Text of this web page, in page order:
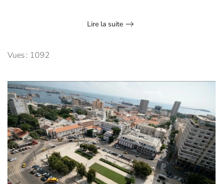
Lire la suite
Vues : 1092